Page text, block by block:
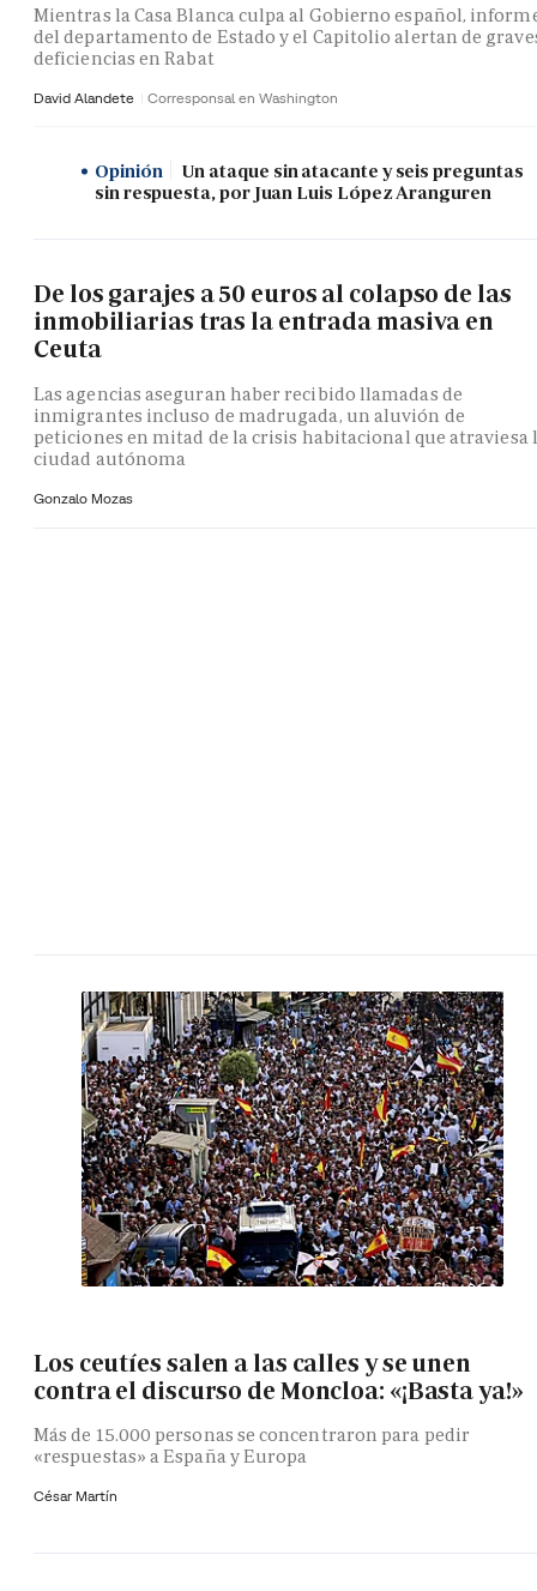
Mientras la Casa Blanca culpa al Gobierno español,
del departamento de Estado y el Capitolio alertan de
deficiencias en Rabat
David Alandete Corresponsal en Washington
Opinión
Un ataque sin atacante y seis preguntas
sin respuesta, por Juan Luis López Aranguren
De los garajes a 50 euros al colapso de las
inmobiliarias tras la entrada masiva en
Ceuta
Las agencias aseguran haber recibido llamadas de
inmigrantes incluso de madrugada, un aluvión de
peticiones en mitad de la crisis habitacional que atraviesa
ciudad autónoma
Gonzalo Mozas
Los ceutíes salen a las calles y se unen
contra el discurso de Moncloa: «¡Basta ya!»
Más de 15.000 personas se concentraron para pedir
«respuestas» a España y Europa
César Martín